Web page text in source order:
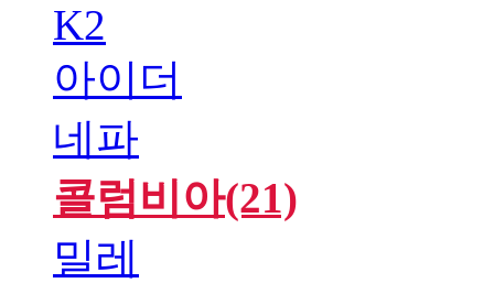
K2
아이더
네파
콜럼비아(21)
밀레